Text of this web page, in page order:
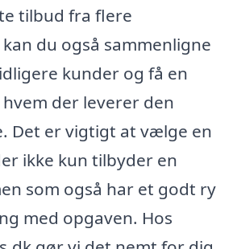
tilbud fra flere
du også sammenligne
kunder og få en
der leverer den
Det er vigtigt at vælge en
ikke kun tilbyder en
som også har et godt ry
med opgaven. Hos